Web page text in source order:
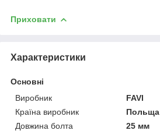
Приховати
Характеристики
Основні
Виробник
FAVI
Країна виробник
Польща
Довжина болта
25 мм